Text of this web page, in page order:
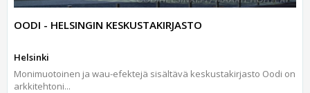
OODI - HELSINGIN KESKUSTAKIRJASTO
Helsinki
Monimuotoinen ja wau-efektejä sisältävä keskustakirjasto Oodi on
arkkitehtoni...